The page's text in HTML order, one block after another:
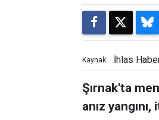
Kaynak: İhlas
Şırnak'ta
anız